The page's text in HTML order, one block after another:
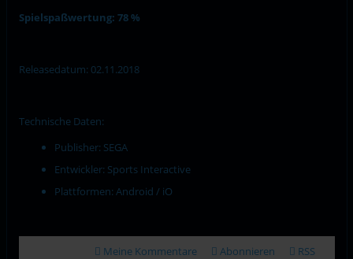
Spielspaßwertung: 78 %
Releasedatum: 02.11.2018
Technische Daten:
Publisher: SEGA
Entwickler: Sports Interactive
Plattformen: Android / iO
Meine Kommentare Abonnieren RSS